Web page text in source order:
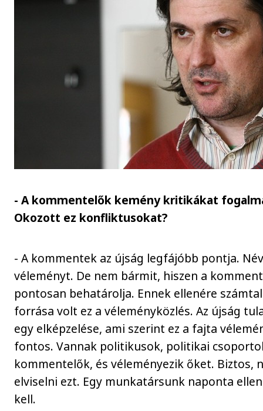
- A kommentelők kemény kritikákat
Okozott ez konfliktusokat?
- A kommentek az újság legfájóbb pontja.
véleményt. De nem bármit, hiszen a
pontosan behatárolja. Ennek ellenére
forrása volt ez a véleményközlés. Az újság
egy elképzelése, ami szerint ez a fajta
fontos. Vannak politikusok, politikai
kommentelők, és véleményezik őket. Biztos,
elviselni ezt. Egy munkatársunk naponta
kell.